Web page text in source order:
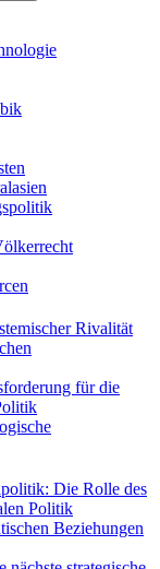
Rivalität
für die
Die Rolle des
Politik
Beziehungen